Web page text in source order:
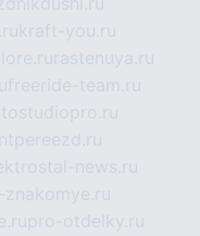
kraft-you.ru
rastenuya.ru
freeride-team.ru
news.ru
znakomye.ru
pro-otdelky.ru